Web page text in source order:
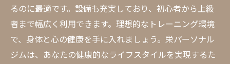
るのに最適です。設備も充実しており、初心者から上級
者まで幅広く利用できます。理想的なトレーニング環境
で、身体と心の健康を手に入れましょう。栄パーソナル
ジムは、あなたの健康的なライフスタイルを実現するた